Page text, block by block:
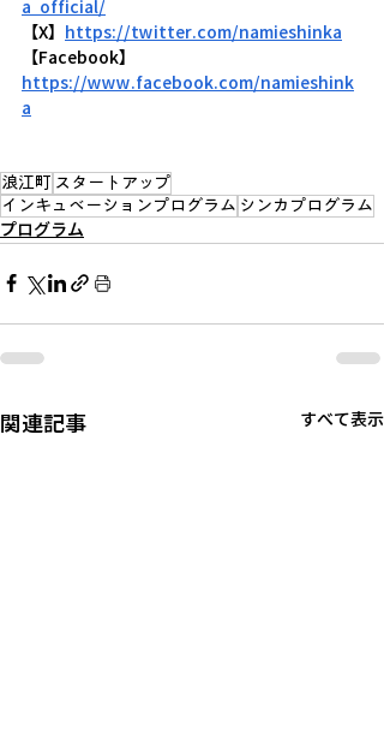
a_official/
【X】 https://twitter.com/namieshinka
【Facebook】
https://www.facebook.com/namieshink
a
浪江町 スタートアップ
インキュベーションプログラム シンカプログラム
プログラム
関連記事 すべて表示